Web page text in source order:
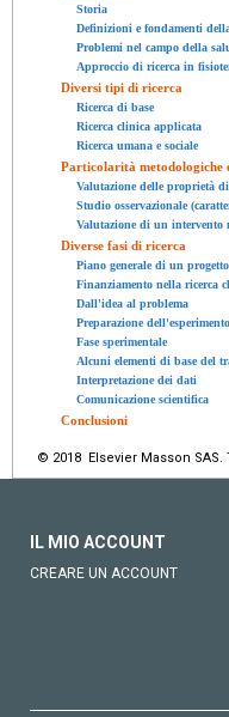
Storia
Definizioni e fondamenti
Problemi nel campo della
Approccio di ricerca in
Diversi tipi di ricerca
Ricerca di base
Ricerca clinica applicata
Ricerca umana e sociale
Particolarità metodologiche
Valutazione delle proprietà
Studio osservazionale
Valutazione di un intervento
Diverse fasi di ricerca
Piano generale di un
Finanziamento nella ricerca
Dall'idea al problema
Preparazione dell'esperimento
Fase sperimentale
Alcuni elementi di base del
Interpretazione dei dati
Comunicazione scientifica
Conclusioni
© 2018 Elsevier Masson SAS.
IL MIO ACCOUNT
CREARE UN ACCOUNT